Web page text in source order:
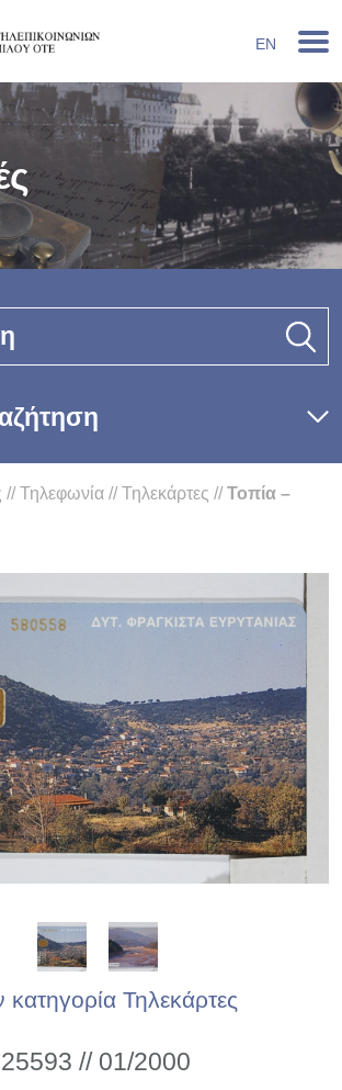
EN
//Τηλεφωνία //Τηλεκάρτες //Τοπία –
Τηλεκάρτες
// 01/2000